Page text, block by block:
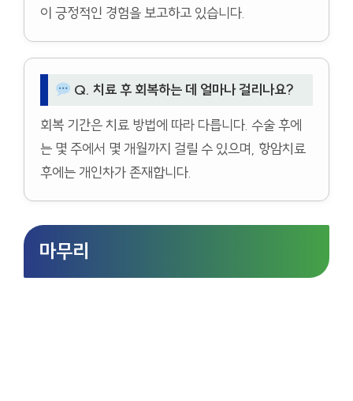
이 긍정적인 경험을 보고하고 있습니다.
Q. 치료 후 회복하는 데 얼마나 걸리나요?
회복 기간은 치료 방법에 따라 다릅니다. 수술 후에
는 몇 주에서 몇 개월까지 걸릴 수 있으며, 항암치료
후에는 개인차가 존재합니다.
마무리